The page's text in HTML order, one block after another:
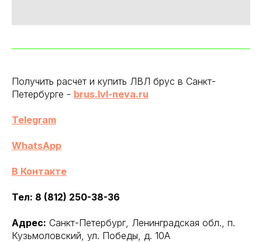
Получить расчет и купить ЛВЛ брус в Санкт-
Петербурге - brus.lvl-neva.ru
Telegram
WhatsApp
В Контакте
Тел: 8 (812) 250-38-36
Адрес: Санкт-Петербург, Ленинградская обл., п.
Кузьмоловский, ул. Победы, д. 10А